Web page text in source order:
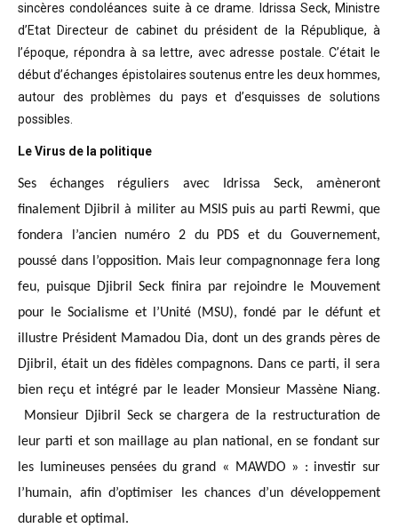
sincères condoléances suite à ce drame. Idrissa Seck, Ministre
d’Etat Directeur de cabinet du président de
la République, à
l’époque, répondra à sa lettre, avec adresse postale. C’était le
début d’échanges épistolaires soutenus entre les deux hommes,
autour des problèmes du pays et d’esquisses de solutions
possibles.
Le Virus de la politique
Ses échanges réguliers avec Idrissa Seck, amèneront
finalement Djibril à militer au MSIS puis au parti Rewmi, que
fondera l’ancien numéro 2 du PDS et du Gouvernement,
poussé dans l’opposition. Mais leur compagnonnage fera long
feu, puisque Djibril Seck finira par rejoindre le Mouvement
pour le Socialisme et l’Unité (MSU), fondé par le défunt et
illustre Président Mamadou Dia, dont un des grands pères de
Djibril, était un des fidèles compagnons. Dans ce parti, il sera
bien reçu et intégré par le leader Monsieur Massène Niang.
Monsieur Djibril Seck se chargera de la restructuration de
leur parti et son maillage au plan national, en se fondant sur
les lumineuses pensées du grand « MAWDO » : investir sur
l’humain, afin d’optimiser les chances d’un développement
durable et optimal.